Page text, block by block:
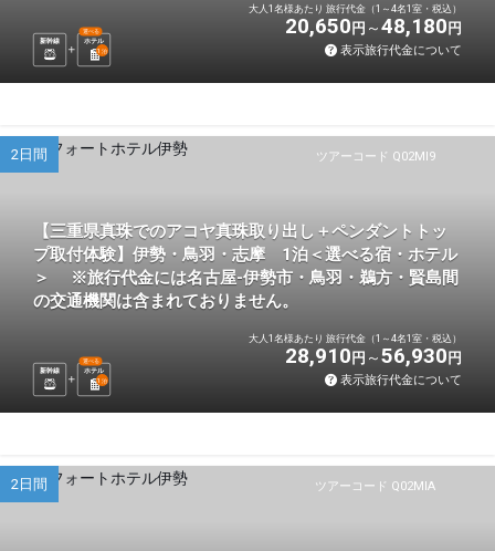
新幹線 ホテル
選べる
1 泊
大人1名様あたり 旅行代金（1～4名1室・税込）
20,650 円 48,180 円
表示旅行代金について
ツアーコード Q02MI9
2日間
【三重県真珠でのアコヤ真珠取り出し＋ペンダントトッ
プ取付体験】伊勢・鳥羽・志摩 1泊＜選べる宿・ホテル
＞ ※旅行代金には名古屋-伊勢市・鳥羽・鵜方・賢島間
の交通機関は含まれておりません。
新幹線 ホテル
選べる
1 泊
大人1名様あたり 旅行代金（1～4名1室・税込）
28,910 円 56,930 円
表示旅行代金について
ツアーコード Q02MIA
2日間